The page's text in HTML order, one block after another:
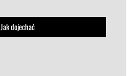
Jak dojechać